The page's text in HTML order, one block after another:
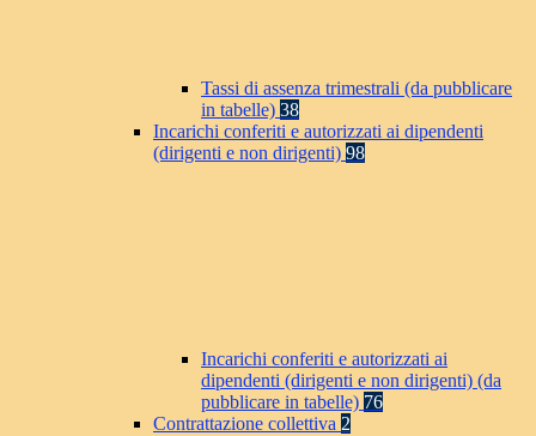
Tassi di assenza trimestrali (da pubblicare
in tabelle) 38
Incarichi conferiti e autorizzati ai dipendenti
(dirigenti e non dirigenti) 98
Incarichi conferiti e autorizzati ai
dipendenti (dirigenti e non dirigenti) (da
pubblicare in tabelle) 76
Contrattazione collettiva 2